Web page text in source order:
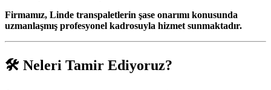
Firmamız, Linde transpaletlerin şase onarımı konusunda
uzmanlaşmış profesyonel kadrosuyla hizmet sunmaktadır.
🛠️ Neleri Tamir Ediyoruz?